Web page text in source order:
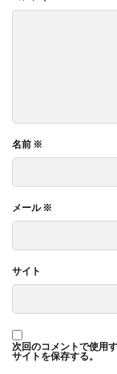
名前 ※
メール※
サイト
次回のコメントで使用
サイトを保存する。